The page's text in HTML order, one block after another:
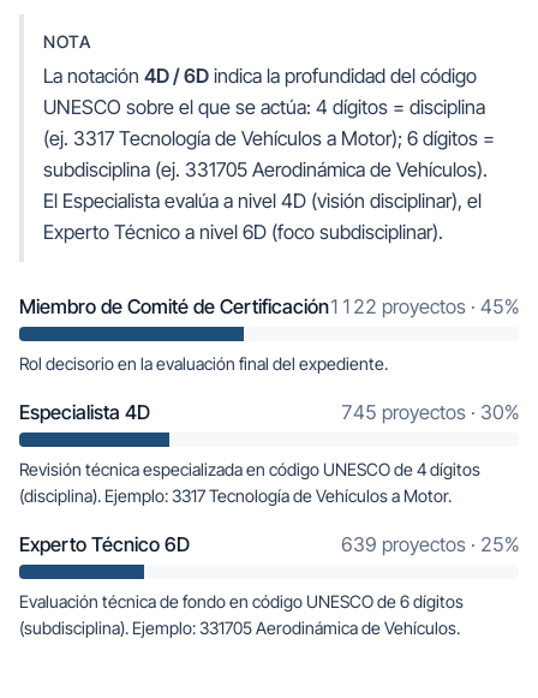
NOTA
La notación 4D / 6D indica la profundidad del código
UNESCO sobre el que se actúa: 4 dígitos = disciplina
(ej. 3317 Tecnología de Vehículos a Motor); 6 dígitos =
subdisciplina (ej. 331705 Aerodinámica de Vehículos).
El Especialista evalúa a nivel 4D (visión disciplinar), el
Experto Técnico a nivel 6D (foco subdisciplinar).
Miembro de Comité de Certificación1122 proyectos · 45%
Rol decisorio en la evaluación final del expediente.
Especialista 4D 745 proyectos · 30%
Revisión técnica especializada en código UNESCO de 4 dígitos
(disciplina). Ejemplo: 3317 Tecnología de Vehículos a Motor.
Experto Técnico 6D 639 proyectos · 25%
Evaluación técnica de fondo en código UNESCO de 6 dígitos
(subdisciplina). Ejemplo: 331705 Aerodinámica de Vehículos.